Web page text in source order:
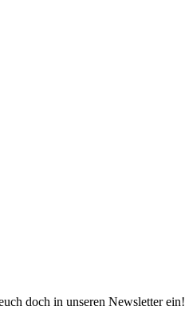
doch in unseren Newsletter ein!